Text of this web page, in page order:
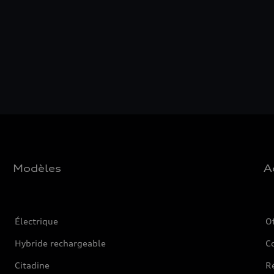
Modèles
Électrique
Hybride rechargeable
Citadine